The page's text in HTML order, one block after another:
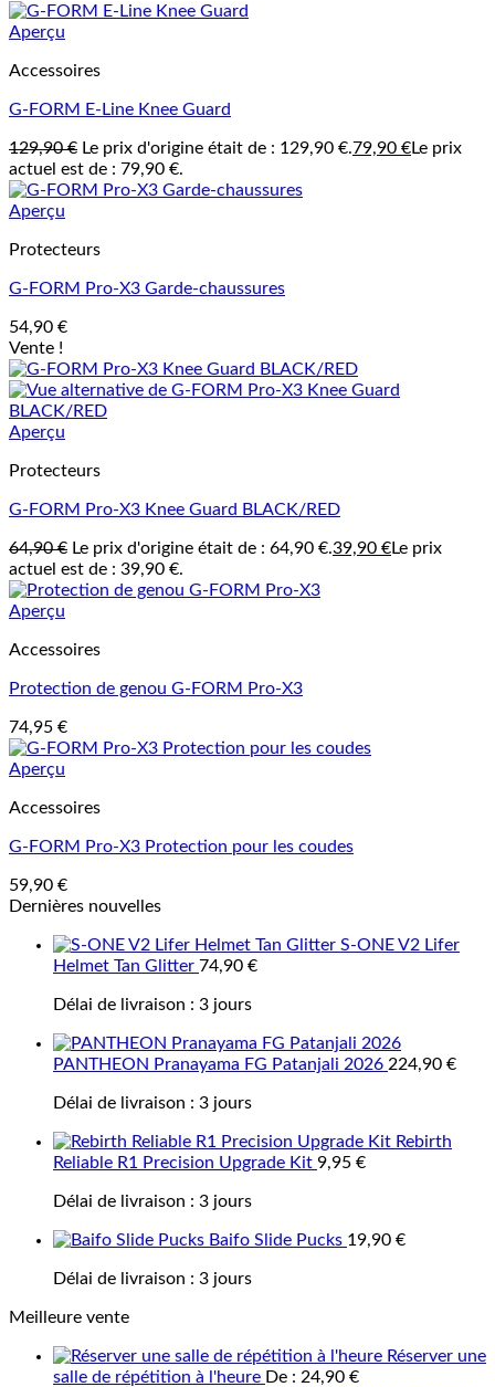
Aperçu
Accessoires
G-FORM E-Line Knee Guard
129,90€ Le prix d'origine était de : 129,90 €.79,90 €Le prix
actuel est de : 79,90 €.
Aperçu
Protecteurs
G-FORM Pro-X3 Garde-chaussures
54,90 €
Vente !
Aperçu
Protecteurs
G-FORM Pro-X3 Knee Guard BLACK/RED
64,90€ Le prix d'origine était de : 64,90 €.39,90 €Le prix
actuel est de : 39,90 €.
Aperçu
Accessoires
Protection de genou G-FORM Pro-X3
74,95 €
Aperçu
Accessoires
G-FORM Pro-X3 Protection pour les coudes
59,90 €
Dernières nouvelles
S-ONE V2 Lifer
Helmet Tan Glitter 74,90 €
Délai de livraison : 3 jours
PANTHEON Pranayama FG Patanjali 2026 224,90 €
Délai de livraison : 3 jours
Rebirth
Reliable R1 Precision Upgrade Kit 9,95 €
Délai de livraison : 3 jours
Baifo Slide Pucks 19,90 €
Délai de livraison : 3 jours
Meilleure vente
Réserver une
salle de répétition à l'heure De : 24,90 €